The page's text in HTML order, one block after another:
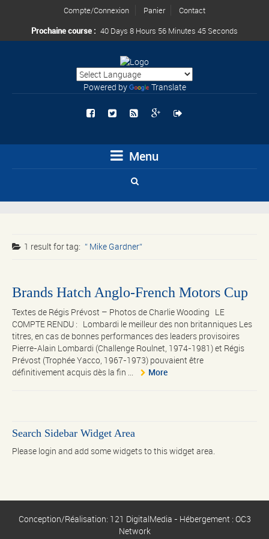
Compte/Connexion Panier
Contact
Prochaine course : 40 Days 8 Hours 56 Minutes 44 Seconds
Powered by Translate
Menu
1 result fortag: Mike Gardner
Brands Hatch Anglo-French Motors Cup
Textes de Régis Prévost – Photos de Charlie Wooding LE
COMPTE RENDU : Lombardi le meilleur des non britanniques Les
titres, en cas de bonnes performances des leaders provisoires
Pierre-Alain Lombardi (Challenge Roulnet, 1974-1981) et Régis
Prévost (Trophée Yacco, 1967-1973) pouvaient être
définitivement acquis dès la fin ...
More
Search Sidebar Widget Area
Please login and add some widgets to this widget area.
Conception/Réalisation: 121 DigitalMedia - Hébergement : OC3
Network